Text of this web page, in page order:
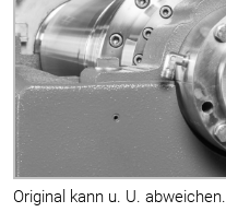
Original kann u. U. abweichen.